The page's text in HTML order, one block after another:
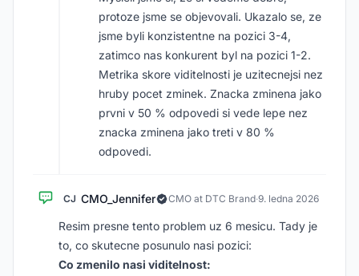
protoze jsme se objevovali. Ukazalo se, ze
jsme byli konzistentne na pozici 3-4,
zatimco nas konkurent byl na pozici 1-2.
Metrika skore viditelnosti je uzitecnejsi nez
hruby pocet zminek. Znacka zminena jako
prvni v 50 % odpovedi si vede lepe nez
znacka zminena jako treti v 80 %
odpovedi.
CJ CMO_Jennifer CMO at DTC Brand·9. ledna 2026
Resim presne tento problem uz 6 mesicu. Tady je
to, co skutecne posunulo nasi pozici:
Co zmenilo nasi viditelnost: